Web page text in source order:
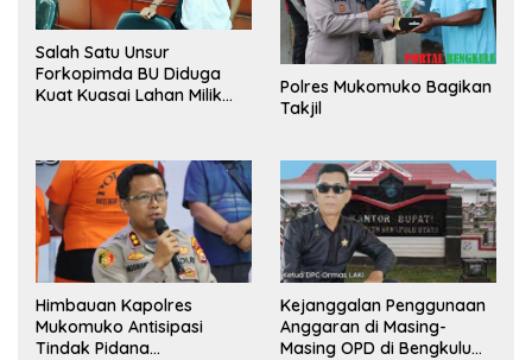
Salah Satu Unsur
Forkopimda BU Diduga
Kuat Kuasai Lahan Milik
Polres Mukomuko Bagikan
Takjil
Himbauan Kapolres
Mukomuko Antisipasi
Tindak Pidana
Kejanggalan Penggunaan
Anggaran di Masing-
Masing OPD di Bengkulu